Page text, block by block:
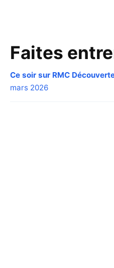
Faites
Ce soir sur RMC
mars 2026